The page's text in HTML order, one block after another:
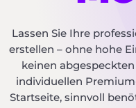
Lassen Sie Ihre
erstellen – ohne hohe
keinen
individuellen
Startseite, sinnvoll